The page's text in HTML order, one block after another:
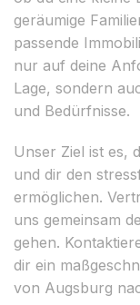
geräumige
passende
nur auf deine
Lage, sondern
und Bedürfnisse.
Unser Ziel ist es,
und dir den
ermöglichen.
uns gemeinsam
gehen.
dir ein
von Augsburg